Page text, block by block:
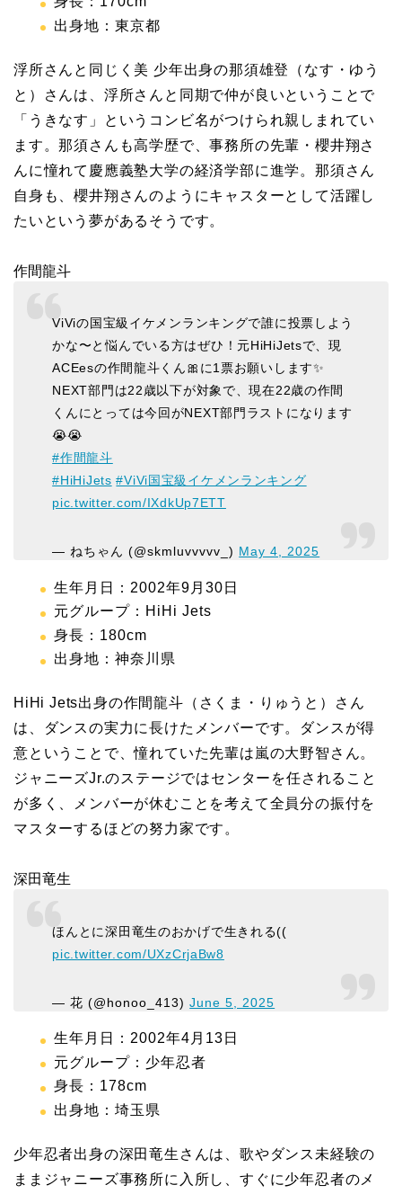
出身地：東京都
浮所さんと同じく美 少年出身の那須雄登（なす・ゆう
と）さんは、浮所さんと同期で仲が良いということで
「うきなす」というコンビ名がつけられ親しまれてい
ます。那須さんも高学歴で、事務所の先輩・櫻井翔さ
んに憧れて慶應義塾大学の経済学部に進学。那須さん
自身も、櫻井翔さんのようにキャスターとして活躍し
たいという夢があるそうです。
作間龍斗
ViViの国宝級イケメンランキングで誰に投票しよう
かな〜と悩んでいる方はぜひ！元HiHiJetsで、現
ACEesの作間龍斗くん🎀に1票お願いします✨
NEXT部門は22歳以下が対象で、現在22歳の作間
くんにとっては今回がNEXT部門ラストになります
😭😭
#作間龍斗
#HiHiJets #ViVi国宝級イケメンランキング
pic.twitter.com/IXdkUp7ETT
— ねちゃん (@skmluvvvvv_) May 4, 2025
生年月日：2002年9月30日
元グループ：HiHi Jets
身長：180cm
出身地：神奈川県
HiHi Jets出身の作間龍斗（さくま・りゅうと）さん
は、ダンスの実力に長けたメンバーです。ダンスが得
意ということで、憧れていた先輩は嵐の大野智さん。
ジャニーズJr.のステージではセンターを任されること
が多く、メンバーが休むことを考えて全員分の振付を
マスターするほどの努力家です。
深田竜生
ほんとに深田竜生のおかげで生きれる((
pic.twitter.com/UXzCrjaBw8
— 花 (@honoo_413)June 5, 2025
生年月日：2002年4月13日
元グループ：少年忍者
身長：178cm
出身地：埼玉県
少年忍者出身の深田竜生さんは、歌やダンス未経験の
ままジャニーズ事務所に入所し、すぐに少年忍者のメ